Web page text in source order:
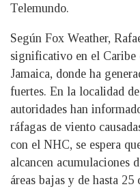
Telemundo.
Según Fox Weather,
significativo en el Caribe
Jamaica, donde ha
fuertes. En la localidad
autoridades han
ráfagas de viento
con el NHC, se espera
alcancen acumulaciones
áreas bajas y de hasta